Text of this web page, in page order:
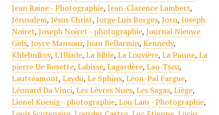
Jean Raine - Photographie, Jean-Clarence Lambert,
Jérusalem, Jésus Christ, Jorge Luis Borges, Jorn, Joseph
Noiret, Joseph Noiret - photographie, Journal Nieuwe
Gids, Joyce Mansour, Juan Bellarmin, Kennedy,
Khlebnikov, L'Illiade, La Bible, La Louvière, La Panne, La
pierre De Rosette, Labisse, Lagardère, Lao-Tseu,
Lautréamont, Laydu, Le Sphinx, Léon-Pal Fargue,
Léonard Da Vinci, Les Lèvres Nues, Les Sagas, Liège,
Lionel Koenig - photographie, Lou Lam - Photographie,